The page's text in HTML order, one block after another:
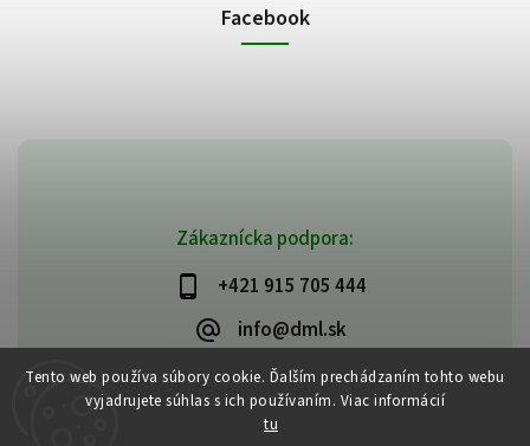
Tento web používa súbory cookie. Ďalším prechádzaním tohto webu
vyjadrujete súhlas s ich používaním. Viac informácií
tu
Zákaznícka podpora:
+421 915 705 444
info@dml.sk
Facebook